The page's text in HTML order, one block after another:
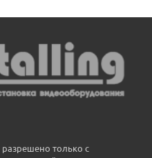
только с